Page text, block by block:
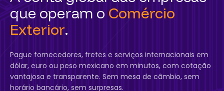
que operam o Comércio
Exterior.
Pague fornecedores, fretes e serviços internacionais em
dólar, euro ou peso mexicano em minutos, com cotação
vantajosa e transparente. Sem mesa de câmbio, sem
horário bancário, sem surpresas.